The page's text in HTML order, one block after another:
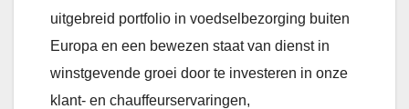
uitgebreid portfolio in voedselbezorging buiten
Europa en een bewezen staat van dienst in
winstgevende groei door te investeren in onze
klant- en chauffeurservaringen,